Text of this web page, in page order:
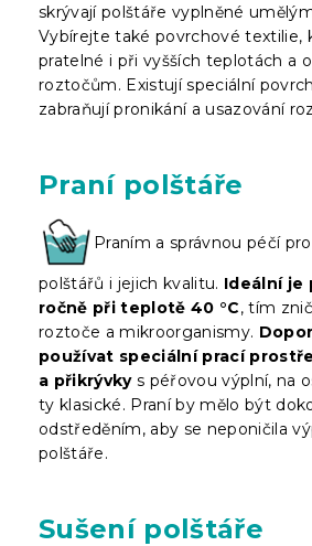
skrývají polštáře vyplněné
Vybírejte také povrchové textilie,
pratelné i při vyšších teplotách a
roztočům. Existují speciální
zabraňují pronikání a usazování
Praní polštáře
Praním a správnou péčí
polštářů i jejich kvalitu. Ideální je
ročně při teplotě 40 °C, tím
roztoče a mikroorganismy.
používat speciální prací
a přikrývkys péřovou výplní, na
ty klasické. Praní by mělo být
odstředěním, aby se neponičila
polštáře.
Sušení polštáře